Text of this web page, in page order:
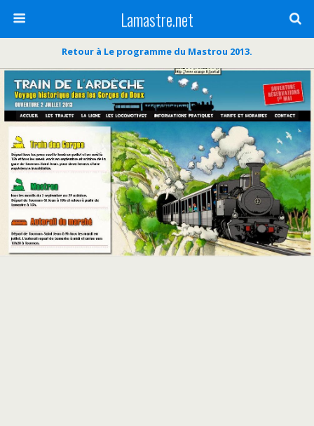
Lamastre.net
Retour à Le programme du Mastrou 2013.